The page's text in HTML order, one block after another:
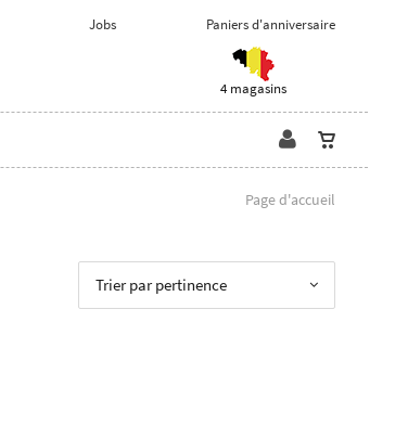
Jobs Paniers d'anniversaire
4 magasins
Page d'accueil
Trier par pertinence